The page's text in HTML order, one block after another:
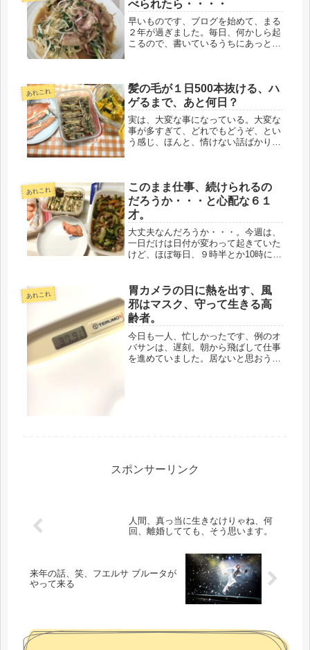
べられたら・・・・
早いものです、ブログを始めて、まる
２年が過ぎました。毎日、何かしら起
こるので、書いているうちにあっとい
居たけど、60才の誕生日と同時...
あれこれ
髪の毛が１日500本抜ける、ハ
ゲるまで、あと何日？
実は、大変な事になっている。大変な
事が多すぎて、どれでもどうぞ、とい
う感じ、ほんと、情けない話ばかりで
も、年月と共に、よく把握してくれて
い...
あれこれ
このまま仕事、続けられるの
だろうか・・・と心配な６１
才。
大丈夫なんだろうか・・・。今週は、
一日だけは日付が変わって起きていた
けど、ほぼ毎日、９時半とか10時に
るのじゃなく、一瞬、寝転ぶだけで、
気が付くと夜明けになっている。こん
な...
あれこれ
胃カメラの日に熱を出す、風
邪はマスク、守って生きる高
齢者。
今日も一人、忙しかったです、例のオ
バサンは、遅刻。朝から飛ばして仕事
を進めていました。居ないと思おう、
スポンサーリンク
人間、真っ当に生きなけりゃね、何
回、離婚してても、そう思います。
来年の話、笑、フエルサ ブルータが
やって来る